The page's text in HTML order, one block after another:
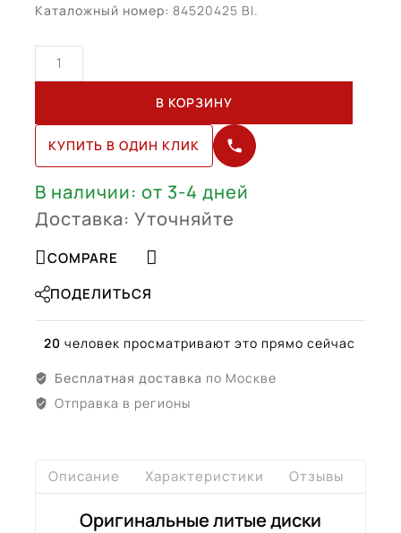
Каталожный номер: 84520425 Bl.
Количество
товара
R20
(84520425
Bl)
В КОРЗИНУ
КУПИТЬ В ОДИН КЛИК
В наличии: от 3-4 дней
Доставка: Уточняйте
COMPARE
ПОДЕЛИТЬСЯ
20 человек просматривают это прямо сейчас
Бесплатная доставка по Москве
Отправка в регионы
Описание Характеристики Отзывы
Оригинальные литые диски